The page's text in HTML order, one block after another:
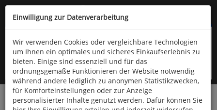
Kompletten Head der Seite überspringen
oder (06766) 9323-960
Startseite Bücher Verschiedene Sachgebiete
Einwilligung zur Datenverarbeitung
Wir verwenden Cookies oder vergleichbare Technologien
um Ihnen ein optimales und sicheres Einkaufserlebnis zu
bieten. Einige sind essenziell und für das
ordnungsgemäße Funktionieren der Website notwendig
während andere lediglich zu anonymen Statistikzwecken,
für Komforteinstellungen oder zur Anzeige
personalisierter Inhalte genutzt werden. Dafür können Sie